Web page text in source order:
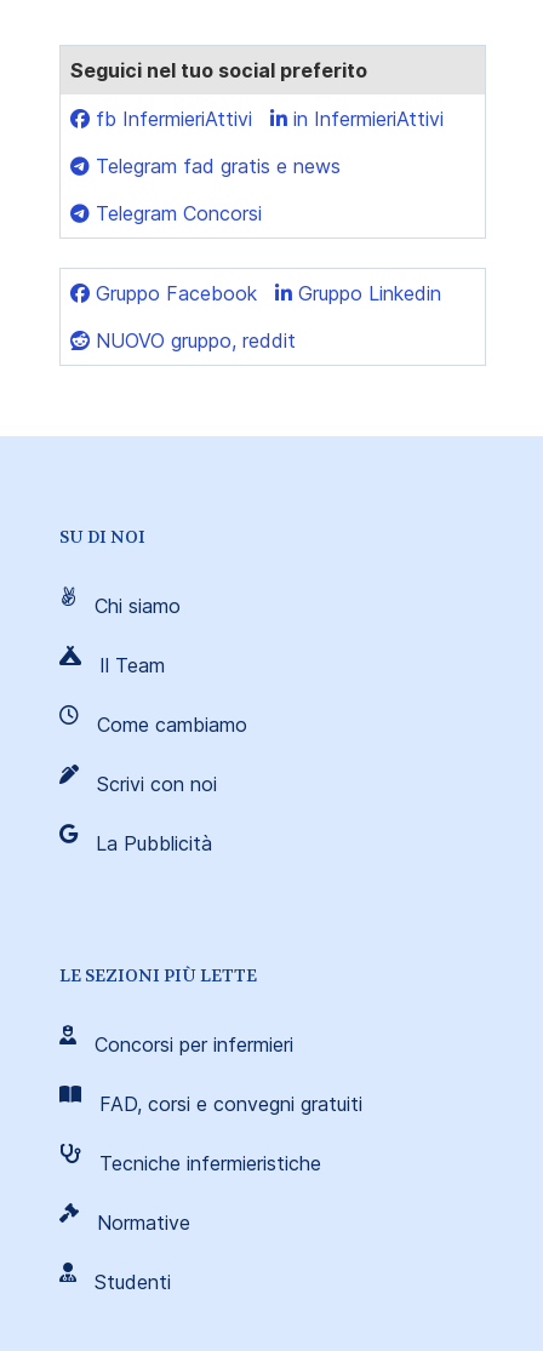
Seguici nel tuo social preferito
fb InfermieriAttivi
in InfermieriAttivi
Telegram fad gratis e news
Telegram Concorsi
Gruppo Facebook
Gruppo Linkedin
NUOVO gruppo, reddit
SU DI NOI
Chi siamo
Il Team
Come cambiamo
Scrivi con noi
La Pubblicità
LE SEZIONI PIÙ LETTE
Concorsi per infermieri
FAD, corsi e convegni gratuiti
Tecniche infermieristiche
Normative
Studenti